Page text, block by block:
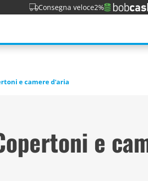
principale
Consegna veloce2%
e camere d'aria
e